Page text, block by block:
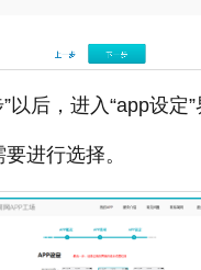
以后，进入“app设定
进行选择。